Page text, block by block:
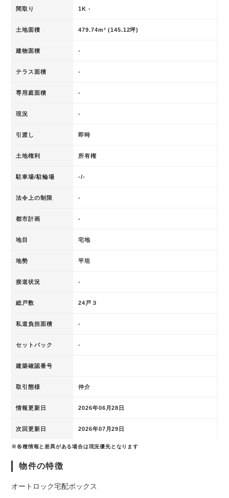
間取り 1K -
土地面積 479.74m² (145.12坪)
建物面積 -
テラス面積 -
専用庭面積 -
現況 -
引渡し 即時
土地権利 所有権
駐車場/駐輪場 -/-
法令上の制限 -
都市計画 -
地目 宅地
地勢 平坦
接道状況 -
総戸数 24戸３
私道負担面積 -
セットバック -
建築確認番号
取引態様 仲介
情報更新日 2026年06月28日
次回更新日 2026年07月29日
※各種情報と差異がある場合は現況優先となります
物件の特徴
オートロック宅配ボックス